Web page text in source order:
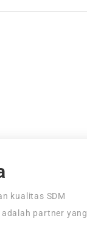
kualitas SDM
partner yang